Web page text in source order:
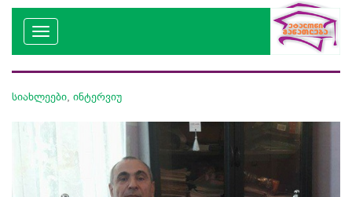
სიახლეები ინტერვიუ